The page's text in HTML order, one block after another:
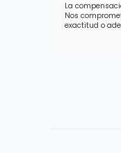
La
Nos
exactitud o